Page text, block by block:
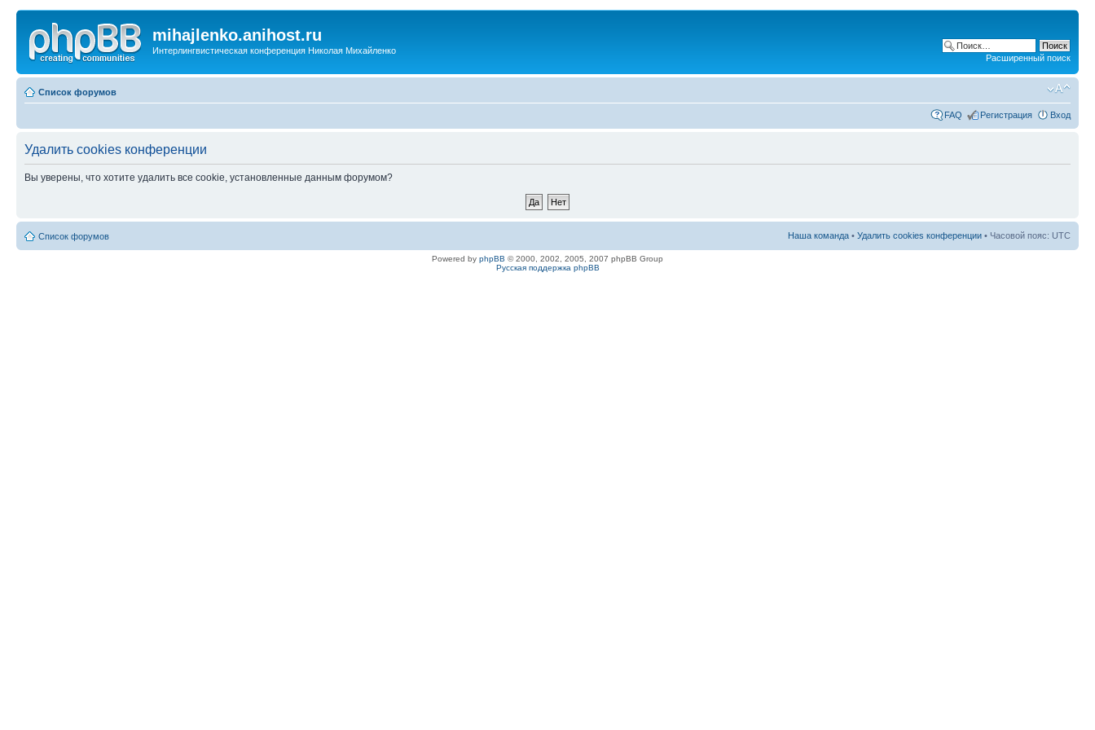
mihajlenko.anihost.ru
Интерлингвистическая конференция Николая Михайленко
Расширенный поиск
Список форумов
FAQ Регистрация Вход
Удалить cookies конференции
Вы уверены, что хотите удалить все cookie, установленные данным форумом?
Список форумов Наша команда • Удалить cookies конференции • Часовой пояс: UTC
Powered by phpBB © 2000, 2002, 2005, 2007 phpBB Group
Русская поддержка phpBB